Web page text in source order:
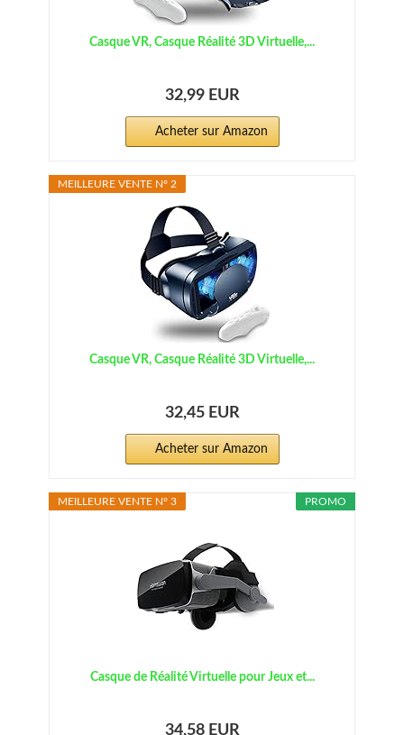
Casque VR, Casque Réalité 3D Virtuelle,...
32,99 EUR
Acheter sur Amazon
MEILLEURE VENTE N° 2
Casque VR, Casque Réalité 3D Virtuelle,...
32,45 EUR
Acheter sur Amazon
PROMO
MEILLEURE VENTE N° 3
Casque de Réalité Virtuelle pour Jeux et...
34,58 EUR